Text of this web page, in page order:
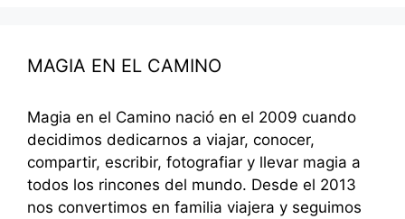
MAGIA EN EL CAMINO
Magia en el Camino nació en el 2009 cuando
decidimos dedicarnos a viajar, conocer,
compartir, escribir, fotografiar y llevar magia a
todos los rincones del mundo. Desde el 2013
nos convertimos en familia viajera y seguimos